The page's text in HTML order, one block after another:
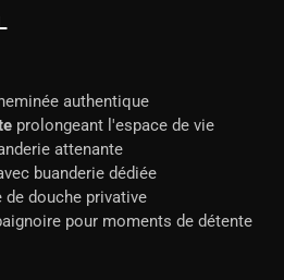
authentique
prolongeant l'espace de vie
attenante
buanderie dédiée
de douche privative
pour moments de détente